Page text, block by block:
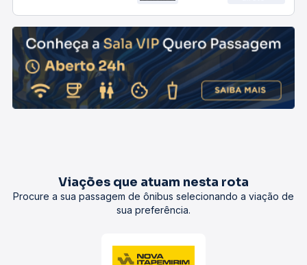
Viações que atuam nesta rota
Procure a sua passagem de ônibus selecionando a viação de
sua preferência.